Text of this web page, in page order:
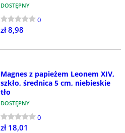
DOSTĘPNY
0
zł 8,98
Magnes z papieżem Leonem XIV,
szkło, średnica 5 cm, niebieskie
tło
DOSTĘPNY
0
zł 18,01